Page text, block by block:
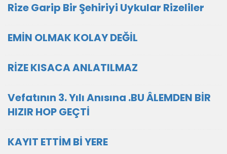
Rize Garip Bir Şehiriyi Uykular Rizeliler
EMİN OLMAK KOLAY DEĞİL
RİZE KISACA ANLATILMAZ
Vefatının 3. Yılı Anısına .BU ÂLEMDEN BİR
HIZIR HOP GEÇTİ
KAYIT ETTİM Bİ YERE